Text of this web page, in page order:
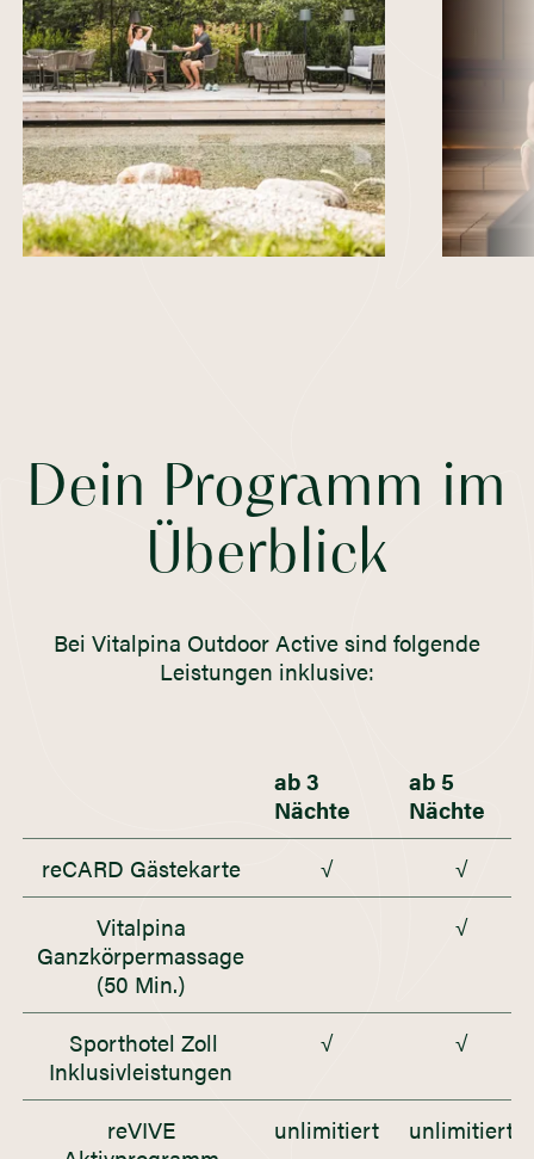
Dein Programm im
Überblick
Bei Vitalpina Outdoor Active sind folgende
Leistungen inklusive:
ab 3
Nächte
ab 5
Nächte
reCARD Gästekarte
√
√
Vitalpina
Ganzkörpermassage
(50 Min.)
√
Sporthotel Zoll
Inklusivleistungen
√ √
reVIVE
unlimitiert unlimitiert